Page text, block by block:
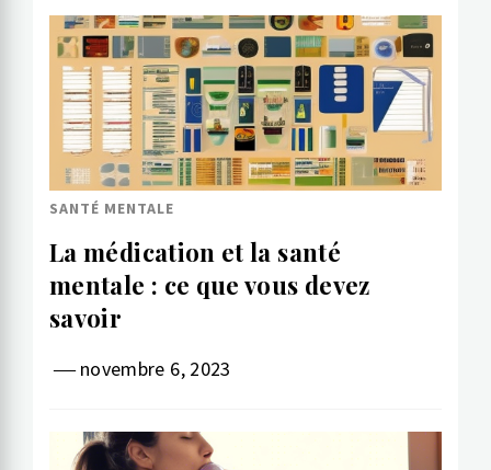
SANTÉ MENTALE
La médication et la santé
mentale : ce que vous devez
savoir
novembre 6, 2023